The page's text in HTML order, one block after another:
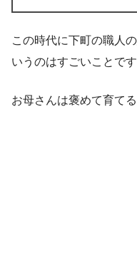
この時代に下町の職人
いうのはすごいことです
お母さんは褒めて育て